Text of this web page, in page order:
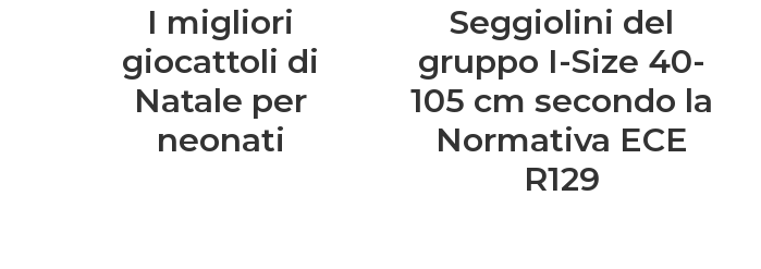
I migliori
giocattoli di
Natale per
neonati
Seggiolini del
gruppo I-Size 40-
105 cm secondo la
Normativa ECE
R129